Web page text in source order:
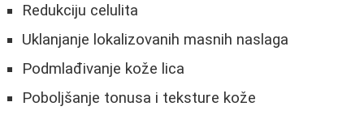
Redukciju celulita
Uklanjanje lokalizovanih masnih naslaga
Podmlađivanje kože lica
Poboljšanje tonusa i teksture kože